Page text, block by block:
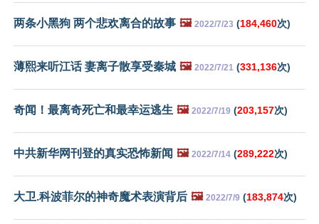
两条小黑狗 两个悲欢离合的故事 🖼️ 2022/7/23 (184,460次)
薄熙来听江话 妻离子散享受秦城 🖼️ 2022/7/21 (331,136次)
奇闻！最离奇死亡和最幸运逃生 🖼️ 2022/7/19 (203,157次)
中共新华网刊登的真实恐怖新闻 🖼️ 2022/7/14 (289,222次)
大卫.科波菲尔的神奇魔术表演背后 🖼️ 2022/7/9 (183,874次)